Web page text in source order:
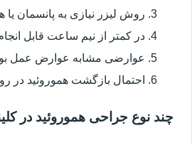
روش لیزر نیازی به پانسمان یا
در کمتر از نیم ساعت قابل
عوارضی مشابه عوارض عمل
احتمال بازگشت هموروئید در
چند نوع جراحی هموروئید در